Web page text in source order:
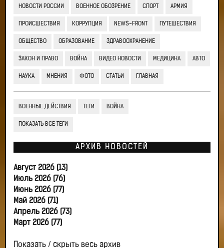
НОВОСТИ РОССИИ ВОЕННОЕ ОБОЗРЕНИЕ СПОРТ АРМИЯ
ПРОИСШЕСТВИЯ КОРРУПЦИЯ NEWS-FRONT ПУТЕШЕСТВИЯ
ОБЩЕСТВО ОБРАЗОВАНИЕ ЗДРАВООХРАНЕНИЕ
ЗАКОН И ПРАВО ВОЙНА ВИДЕО НОВОСТИ МЕДИЦИНА АВТО
НАУКА МНЕНИЯ ФОТО СТАТЬИ ГЛАВНАЯ
ВОЕННЫЕ ДЕЙСТВИЯ ТЕГИ ВОЙНА
ПОКАЗАТЬ ВСЕ ТЕГИ
АРХИВ НОВОСТЕЙ
Август 2026 (13)
Июль 2026 (76)
Июнь 2026 (77)
Май 2026 (71)
Апрель 2026 (73)
Март 2026 (77)
Показать / скрыть весь архив